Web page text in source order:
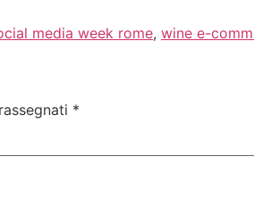
media week rome, wine e-
*